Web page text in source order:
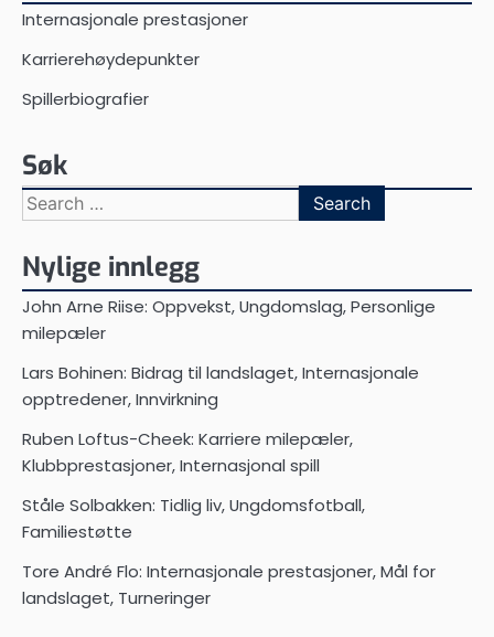
Internasjonale prestasjoner
Karrierehøydepunkter
Spillerbiografier
Søk
Search
for:
Nylige innlegg
John Arne Riise: Oppvekst, Ungdomslag, Personlige
milepæler
Lars Bohinen: Bidrag til landslaget, Internasjonale
opptredener, Innvirkning
Ruben Loftus-Cheek: Karriere milepæler,
Klubbprestasjoner, Internasjonal spill
Ståle Solbakken: Tidlig liv, Ungdomsfotball,
Familiestøtte
Tore André Flo: Internasjonale prestasjoner, Mål for
landslaget, Turneringer